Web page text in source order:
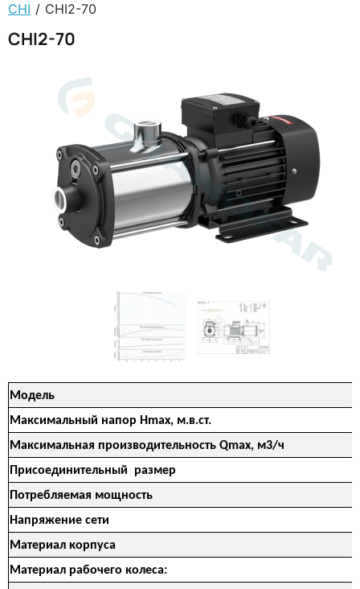
CHI / CHI2-70
CHI2-70
Модель
Максимальный напор Hmax, м.в.ст.
Максимальная производительность Qmax, м3/ч
Присоединительный размер
Потребляемая мощность
Напряжение сети
Материал корпуса
Материал рабочего колеса: